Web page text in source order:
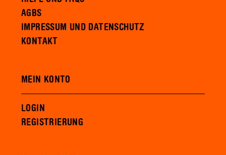
AGBS
IMPRESSUM UND DATENSCHUTZ
KONTAKT
MEIN KONTO
LOGIN
REGISTRIERUNG